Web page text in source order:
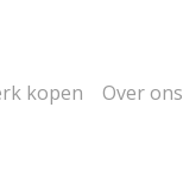
kopen Over ons